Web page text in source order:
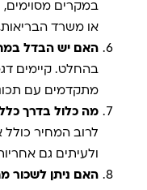
במקרים
או משרד
האם יש הבדל
בהחלט. קיימים
מתקדמים עם
מה כלול בדרך
לרוב המחיר
ולעיתים גם
האם ניתן לשכור